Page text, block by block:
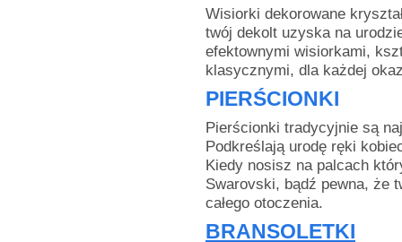
Wisiorki dekorowane
twój dekolt uzyska na
efektownymi wisiorkami,
klasycznymi, dla każdej
PIERŚCIONKI
Pierścionki tradycyjnie są
Podkreślają urodę ręki
Kiedy nosisz na palcach
Swarovski, bądź pewna, że
całego otoczenia.
BRANSOLETKI